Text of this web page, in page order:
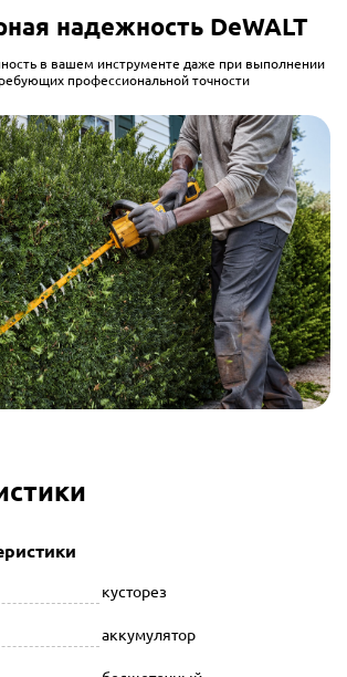
надежность DeWALT
в вашем инструменте даже при выполнении
профессиональной точности
кусторез
аккумулятор